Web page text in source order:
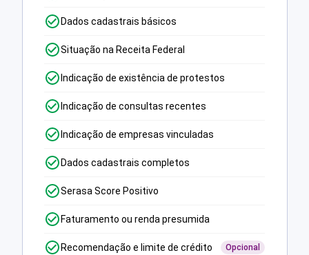
Dados cadastrais básicos
Situação na Receita Federal
Indicação de existência de protestos
Indicação de consultas recentes
Indicação de empresas vinculadas
Dados cadastrais completos
Serasa Score Positivo
Faturamento ou renda presumida
Recomendação e limite de crédito Opcional